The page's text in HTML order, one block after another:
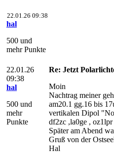
22.01.26 09:38
hal
500 und
mehr Punkte
22.01.26
09:38
hal
500 und
mehr
Punkte
Re: Jetzt
Moin
Nachtrag meiner
am20.1 gg.16 bis
vertikalen Dipol
df2zc ,la0ge , oz1lpr
Später am Abend
Gruß von der
Hal